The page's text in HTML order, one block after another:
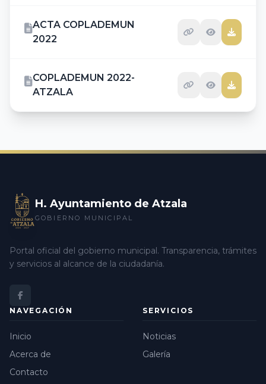
ACTA COPLADEMUN
2022
COPLADEMUN 2022-
ATZALA
H. Ayuntamiento de Atzala
GOBIERNO MUNICIPAL
Portal oficial del gobierno municipal. Transparencia, trámites
y servicios al alcance de la ciudadanía.
NAVEGACIÓN
Inicio
Acerca de
Contacto
SERVICIOS
Noticias
Galería